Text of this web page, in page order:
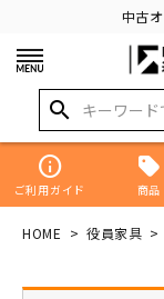
中古
search
info
ご利用ガイド 商品
HOME 役員家具